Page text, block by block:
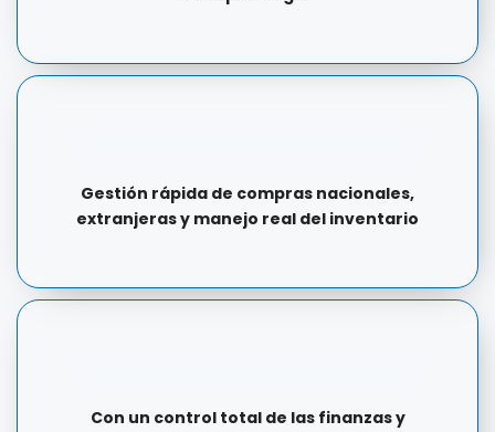
Gestión rápida de compras nacionales,
extranjeras y manejo real del inventario
Con un control total de las finanzas y